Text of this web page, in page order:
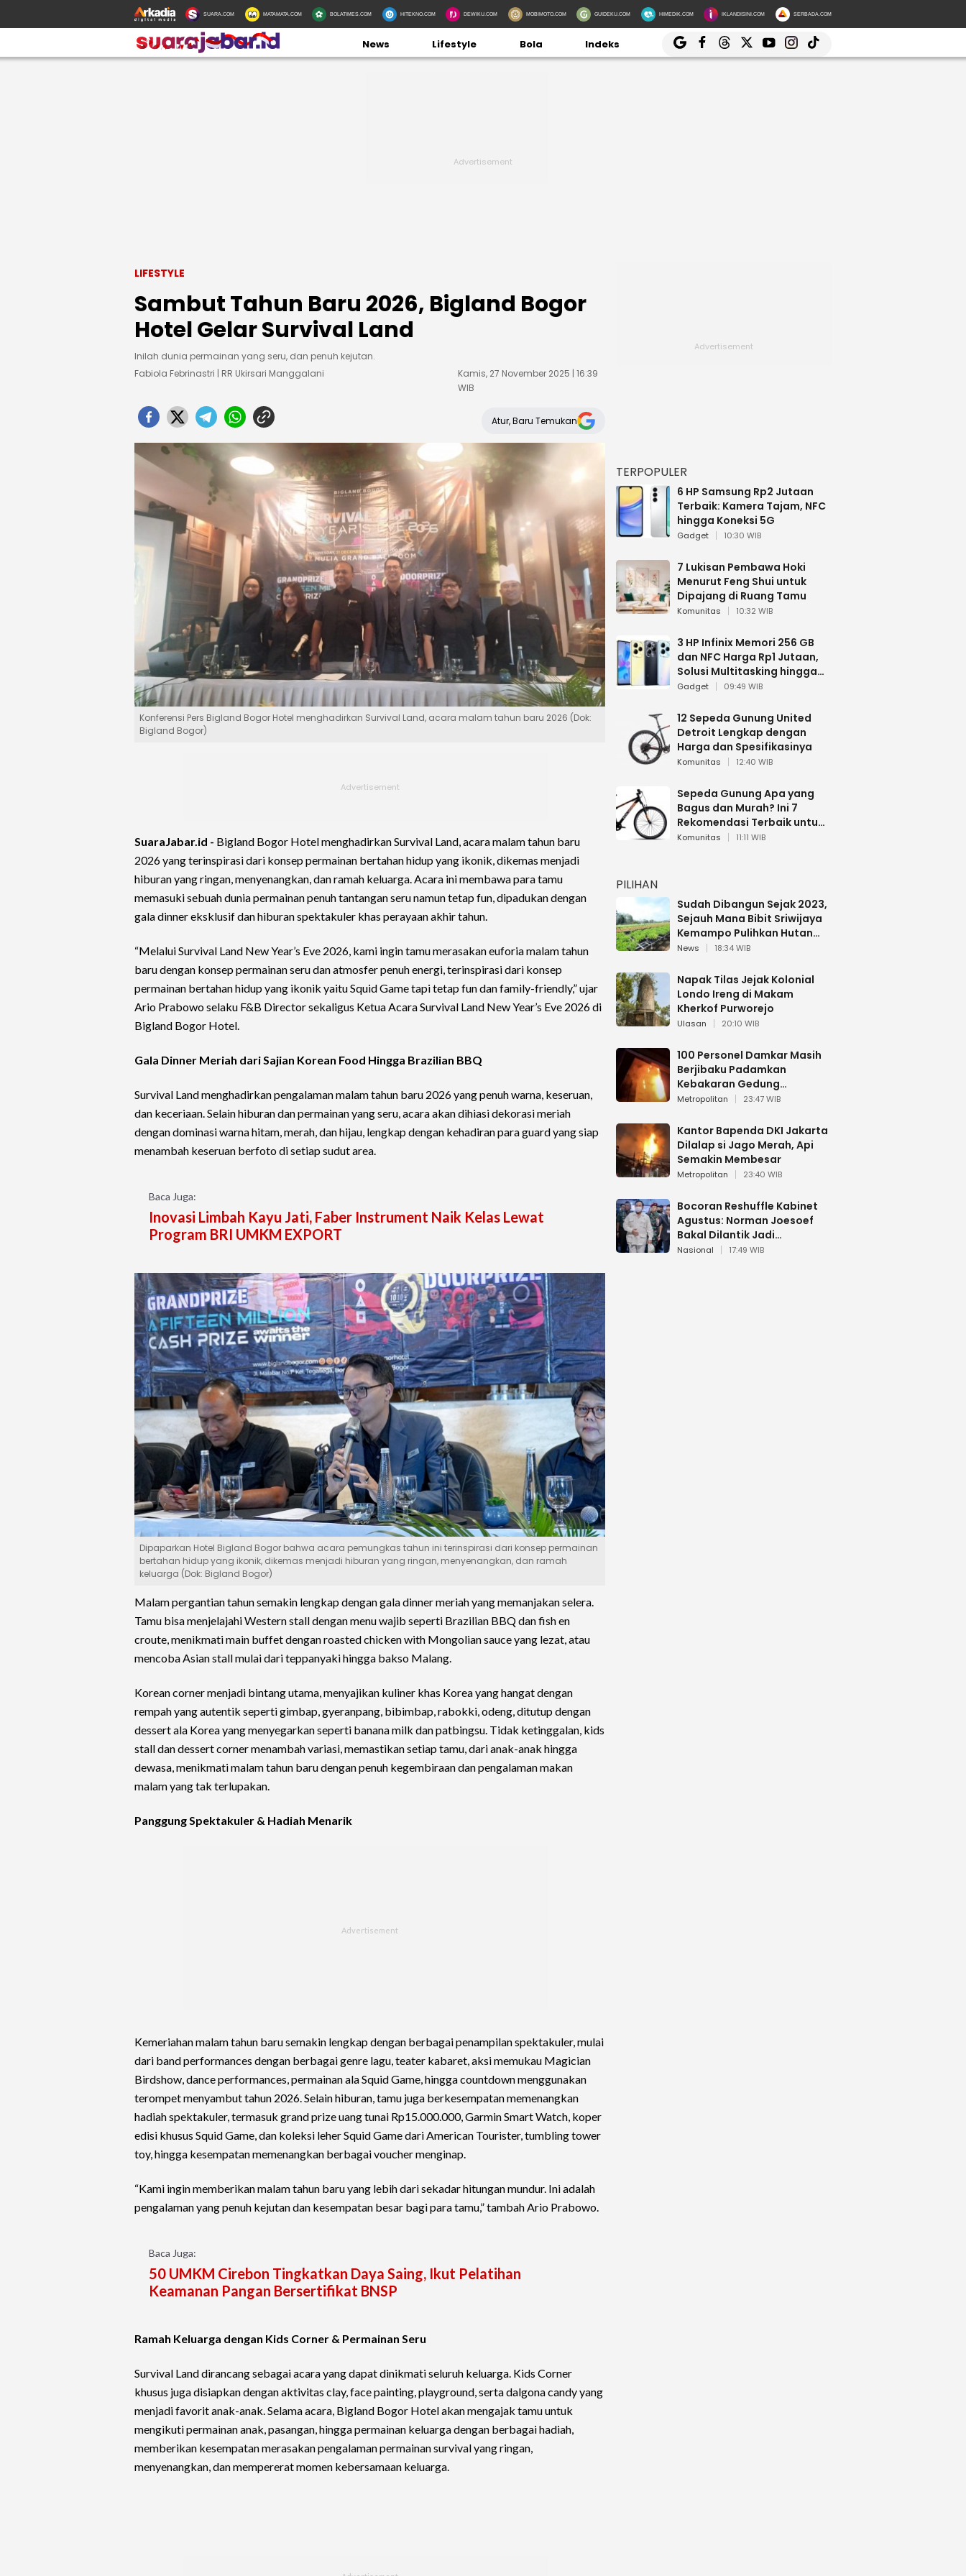
SUARA.COM MATAMATA.COM BOLATIMES.COM HITEKNO.COM DEWIKU.COM MOBIMOTO.COM GUIDEKU.COM HIMEDIK.COM IKLANDISINI.COM SERBADA.COM
News Lifestyle Bola Indeks
LIFESTYLE
Sambut Tahun Baru 2026, Bigland Bogor
Hotel Gelar Survival Land
Inilah dunia permainan yang seru, dan penuh kejutan.
Fabiola Febrinastri | RR Ukirsari Manggalani
Kamis, 27 November 2025 | 16:39
WIB
Atur, Baru Temukan
Konferensi Pers Bigland Bogor Hotel menghadirkan Survival Land, acara malam tahun baru 2026 (Dok:
Bigland Bogor)
SuaraJabar.id - Bigland Bogor Hotel menghadirkan Survival Land, acara malam tahun baru
2026 yang terinspirasi dari konsep permainan bertahan hidup yang ikonik, dikemas menjadi
hiburan yang ringan, menyenangkan, dan ramah keluarga. Acara ini membawa para tamu
memasuki sebuah dunia permainan penuh tantangan seru namun tetap fun, dipadukan dengan
gala dinner eksklusif dan hiburan spektakuler khas perayaan akhir tahun.
“Melalui Survival Land New Year’s Eve 2026, kami ingin tamu merasakan euforia malam tahun
baru dengan konsep permainan seru dan atmosfer penuh energi, terinspirasi dari konsep
permainan bertahan hidup yang ikonik yaitu Squid Game tapi tetap fun dan family-friendly,” ujar
Ario Prabowo selaku F&B Director sekaligus Ketua Acara Survival Land New Year’s Eve 2026 di
Bigland Bogor Hotel.
Gala Dinner Meriah dari Sajian Korean Food Hingga Brazilian BBQ
Survival Land menghadirkan pengalaman malam tahun baru 2026 yang penuh warna, keseruan,
dan keceriaan. Selain hiburan dan permainan yang seru, acara akan dihiasi dekorasi meriah
dengan dominasi warna hitam, merah, dan hijau, lengkap dengan kehadiran para guard yang siap
menambah keseruan berfoto di setiap sudut area.
Baca Juga:
Inovasi Limbah Kayu Jati, Faber Instrument Naik Kelas Lewat
Program BRI UMKM EXPORT
Dipaparkan Hotel Bigland Bogor bahwa acara pemungkas tahun ini terinspirasi dari konsep permainan
bertahan hidup yang ikonik, dikemas menjadi hiburan yang ringan, menyenangkan, dan ramah
keluarga (Dok: Bigland Bogor)
Malam pergantian tahun semakin lengkap dengan gala dinner meriah yang memanjakan selera.
Tamu bisa menjelajahi Western stall dengan menu wajib seperti Brazilian BBQ dan fish en
croute, menikmati main buffet dengan roasted chicken with Mongolian sauce yang lezat, atau
mencoba Asian stall mulai dari teppanyaki hingga bakso Malang.
Korean corner menjadi bintang utama, menyajikan kuliner khas Korea yang hangat dengan
rempah yang autentik seperti gimbap, gyeranpang, bibimbap, rabokki, odeng, ditutup dengan
dessert ala Korea yang menyegarkan seperti banana milk dan patbingsu. Tidak ketinggalan, kids
stall dan dessert corner menambah variasi, memastikan setiap tamu, dari anak-anak hingga
dewasa, menikmati malam tahun baru dengan penuh kegembiraan dan pengalaman makan
malam yang tak terlupakan.
Panggung Spektakuler & Hadiah Menarik
Kemeriahan malam tahun baru semakin lengkap dengan berbagai penampilan spektakuler, mulai
dari band performances dengan berbagai genre lagu, teater kabaret, aksi memukau Magician
Birdshow, dance performances, permainan ala Squid Game, hingga countdown menggunakan
terompet menyambut tahun 2026. Selain hiburan, tamu juga berkesempatan memenangkan
hadiah spektakuler, termasuk grand prize uang tunai Rp15.000.000, Garmin Smart Watch, koper
edisi khusus Squid Game, dan koleksi leher Squid Game dari American Tourister, tumbling tower
toy, hingga kesempatan memenangkan berbagai voucher menginap.
“Kami ingin memberikan malam tahun baru yang lebih dari sekadar hitungan mundur. Ini adalah
pengalaman yang penuh kejutan dan kesempatan besar bagi para tamu,” tambah Ario Prabowo.
Baca Juga:
50 UMKM Cirebon Tingkatkan Daya Saing, Ikut Pelatihan
Keamanan Pangan Bersertifikat BNSP
Ramah Keluarga dengan Kids Corner & Permainan Seru
Survival Land dirancang sebagai acara yang dapat dinikmati seluruh keluarga. Kids Corner
khusus juga disiapkan dengan aktivitas clay, face painting, playground, serta dalgona candy yang
menjadi favorit anak-anak. Selama acara, Bigland Bogor Hotel akan mengajak tamu untuk
mengikuti permainan anak, pasangan, hingga permainan keluarga dengan berbagai hadiah,
memberikan kesempatan merasakan pengalaman permainan survival yang ringan,
menyenangkan, dan mempererat momen kebersamaan keluarga.
TERPOPULER
6 HP Samsung Rp2 Jutaan
Terbaik: Kamera Tajam, NFC
hingga Koneksi 5G
Gadget 10:30 WIB
7 Lukisan Pembawa Hoki
Menurut Feng Shui untuk
Dipajang di Ruang Tamu
Komunitas 10:32 WIB
3 HP Infinix Memori 256 GB
dan NFC Harga Rp1 Jutaan,
Solusi Multitasking hingga
Gaming
Gadget 09:49 WIB
12 Sepeda Gunung United
Detroit Lengkap dengan
Harga dan Spesifikasinya
Komunitas 12:40 WIB
Sepeda Gunung Apa yang
Bagus dan Murah? Ini 7
Rekomendasi Terbaik untuk
Pemula
Komunitas 11:11 WIB
PILIHAN
Sudah Dibangun Sejak 2023,
Sejauh Mana Bibit Sriwijaya
Kemampo Pulihkan Hutan
Sumsel?
News 18:34 WIB
Napak Tilas Jejak Kolonial
Londo Ireng di Makam
Kherkof Purworejo
Ulasan 20:10 WIB
100 Personel Damkar Masih
Berjibaku Padamkan
Kebakaran Gedung
Bapenda DKI
Metropolitan 23:47 WIB
Kantor Bapenda DKI Jakarta
Dilalap si Jago Merah, Api
Semakin Membesar
Metropolitan 23:40 WIB
Bocoran Reshuffle Kabinet
Agustus: Norman Joesoef
Bakal Dilantik Jadi
Wamenhan RI
Nasional 17:49 WIB